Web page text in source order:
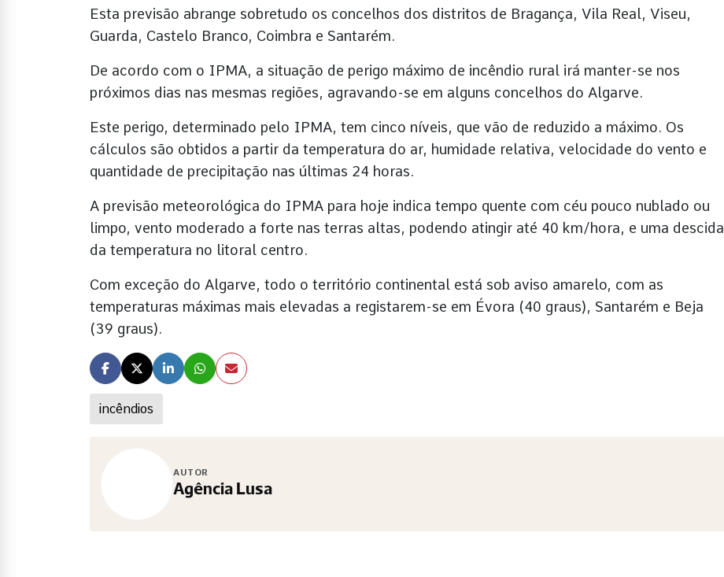
incêndios
AUTOR
Agência Lusa
Esta previsão abrange sobretudo os concelhos dos distritos de Bragança, Vila Real, Viseu,
Guarda, Castelo Branco, Coimbra e Santarém.
De acordo com o IPMA, a situação de perigo máximo de incêndio rural irá manter-se nos
próximos dias nas mesmas regiões, agravando-se em alguns concelhos do Algarve.
Este perigo, determinado pelo IPMA, tem cinco níveis, que vão de reduzido a máximo. Os
cálculos são obtidos a partir da temperatura do ar, humidade relativa, velocidade do vento e
quantidade de precipitação nas últimas 24 horas.
A previsão meteorológica do IPMA para hoje indica tempo quente com céu pouco nublado ou
limpo, vento moderado a forte nas terras altas, podendo atingir até 40 km/hora, e uma descida
da temperatura no litoral centro.
Com exceção do Algarve, todo o território continental está sob aviso amarelo, com as
temperaturas máximas mais elevadas a registarem-se em Évora (40 graus), Santarém e Beja
(39 graus).